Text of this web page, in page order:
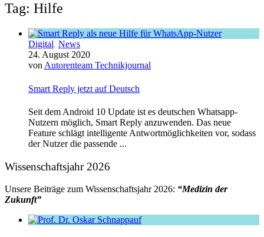
Tag: Hilfe
Digital, News
24. August 2020
von Autorenteam Technikjournal
Smart Reply jetzt auf Deutsch
Seit dem Android 10 Update ist es deutschen Whatsapp-
Nutzern möglich, Smart Reply anzuwenden. Das neue
Feature schlägt intelligente Antwortmöglichkeiten vor, sodass
der Nutzer die passende ...
Wissenschaftsjahr 2026
Unsere Beiträge zum Wissenschaftsjahr 2026: “Medizin der
Zukunft”